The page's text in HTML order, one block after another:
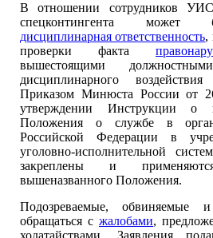
В отношении сотрудников
спецконтингента может
дисциплинарная ответственность,
проверки факта
вышестоящими
дисциплинарного
Приказом Минюста России от
утверждении Инструкции о
Положения о службе в
Российской Федерации в
уголовно-исполнительной
закреплены и
вышеназванного Положения.
Подозреваемые, обвиняемые
обращаться с жалобами,
ходатайствами. Заявления